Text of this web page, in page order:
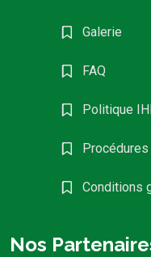
Galerie
FAQ
Politique
Conditions
Nos